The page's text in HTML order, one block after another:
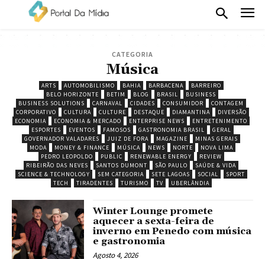
CATEGORIA
Música
ARTS AUTOMOBILISMO BAHIA BARBACENA
BARREIRO
BELO HORIZONTE
BETIM BLOG BRASIL
BUSINESS
BUSINESS SOLUTIONS
CARNAVAL CIDADES CONSUMIDOR
CONTAGEM
CORPORATIVO
CULTURA CULTURE DESTAQUE DIAMANTINA
DIVERSÃO
ECONOMIA
ECONOMIA & MERCADO ENTERPRISE NEWS
ENTRETENIMENTO
ESPORTES
EVENTOS FAMOSOS GASTRONOMIA BRASIL
GERAL
GOVERNADOR VALADARES
JUIZ DE FORA MAGAZINE
MINAS GERAIS
MODA
MONEY & FINANCE MÚSICA NEWS NORTE
NOVA LIMA
PEDRO LEOPOLDO
PUBLIC RENEWABLE ENERGY
REVIEW
RIBEIRÃO DAS NEVES
SANTOS DUMONT SÃO PAULO
SAÚDE & VIDA
SCIENCE & TECHNOLOGY
SEM CATEGORIA SETE LAGOAS SOCIAL
SPORT
TECH
TIRADENTES TURISMO TV UBERLÂNDIA
Winter Lounge promete
aquecer a sexta-feira de
inverno em Penedo com música
e gastronomia
Agosto 4, 2026